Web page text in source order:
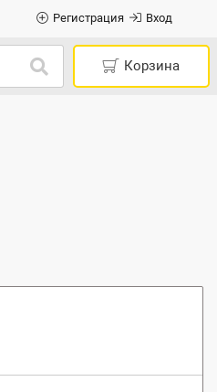
Регистрация Вход
Корзина